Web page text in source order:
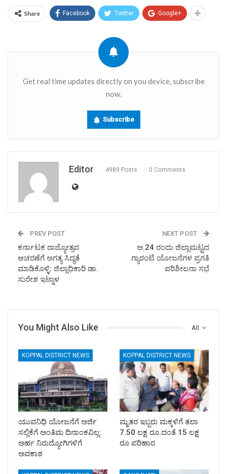
Share Facebook Twitter Google+
Get real time updates directly on you device, subscribe
now.
Subscribe
Editor 4989 Posts 0 Comments
PREV POST
ಕರ್ನಾಟಕ ರಾಜ್ಯೋತ್ಸವ
ಆಚರಣೆಗೆ ಅಗತ್ಯ ಸಿದ್ಧತೆ
ಮಾಡಿಕೊಳ್ಳಿ: ಜಿಲ್ಲಾಧಿಕಾರಿ ಡಾ.
ಸುರೇಶ ಇಟ್ನಾಳ
NEXT POST
ಅ.24 ರಂದು ಜಿಲ್ಲಾಮಟ್ಟದ
ಗ್ಯಾರಂಟಿ ಯೋಜನೆಗಳ ಪ್ರಗತಿ
ಪರಿಶೀಲನಾ ಸಭೆ
All
You Might Also Like
KOPPAL DISTRICT NEWS
ಯುವನಿಧಿ ಯೋಜನೆಗೆ ಅರ್ಜಿ
ಸಲ್ಲಿಕೆಗೆ ಅಂತಿಮ ದಿನಾಂಕವಿಲ್ಲ:
ಅರ್ಹ ನಿರುದ್ಯೋಗಿಗಳಿಗೆ
ಅವಕಾಶ
KOPPAL DISTRICT NEWS
ಮೃತರ ಇಬ್ಬರು ಮಕ್ಕಳಿಗೆ ತಲಾ
7.50 ಲಕ್ಷ ರೂ.ದಂತೆ 15 ಲಕ್ಷ
ರೂ ಪರಿಹಾರ